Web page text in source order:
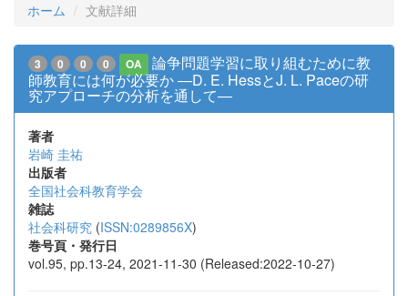
ホーム 文献詳細
3 0 0 0 OA
論争問題学習に取り組むために教
師教育には何が必要か ―D. E. HessとJ. L. Paceの研
究アプローチの分析を通して―
著者
岩崎 圭祐
出版者
全国社会科教育学会
雑誌
社会科研究 (ISSN:0289856X)
巻号頁・発行日
vol.95, pp.13-24, 2021-11-30 (Released:2022-10-27)